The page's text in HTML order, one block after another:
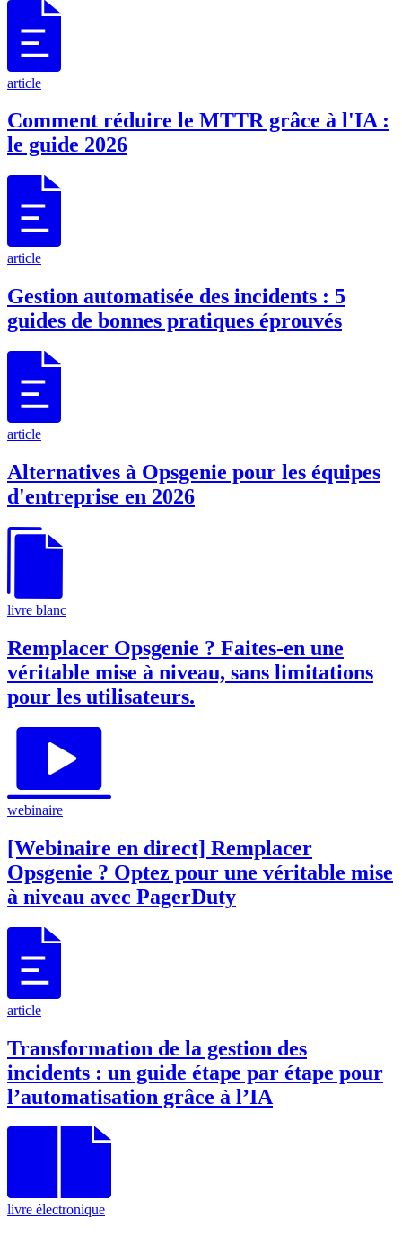
article
Comment réduire le MTTR grâce à l'IA :
le guide 2026
article
Gestion automatisée des incidents : 5
guides de bonnes pratiques éprouvés
article
Alternatives à Opsgenie pour les équipes
d'entreprise en 2026
livre blanc
Remplacer Opsgenie ? Faites-en une
véritable mise à niveau, sans limitations
pour les utilisateurs.
webinaire
[Webinaire en direct] Remplacer
Opsgenie ? Optez pour une véritable mise
à niveau avec PagerDuty
article
Transformation de la gestion des
incidents : un guide étape par étape pour
l’automatisation grâce à l’IA
livre électronique